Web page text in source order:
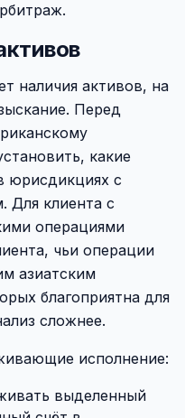
наличия активов, на
Перед
какие
юрисдикциях с
Для клиента с
операциями
чьи операции
азиатским
благоприятна для
сложнее.
исполнение:
выделенный